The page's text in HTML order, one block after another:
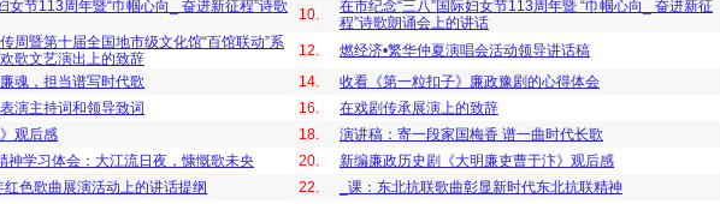
女节113周年暨“巾帼心向_ 奋进新征程”诗歌
10.
在市纪念“三八”国际妇女节113周年暨 “巾帼心向_ 奋进新征
程”诗歌朗诵会上的讲话
周暨第十届全国地市级文化馆“百馆联动”系
歌文艺演出上的致辞
12.
燃经济•繁华仲夏演唱会活动领导讲话稿
魂，担当谱写时代歌 14.
收看《第一粒扣子》廉政豫剧的心得体会
演主持词和领导致词 16.
在戏剧传承展演上的致辞
观后感 18.
演讲稿：寄一段家国梅香 谱一曲时代长歌
神学习体会：大江流日夜，慷慨歌未央 20.
新编廉政历史剧《大明廉吏曹于汴》观后感
色歌曲展演活动上的讲话提纲 22.
_课：东北抗联歌曲彰显新时代东北抗联精神